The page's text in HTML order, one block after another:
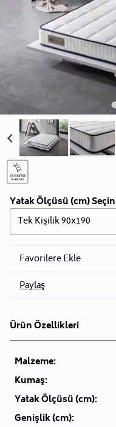
Yatak Ölçüsü (cm)
Tek Kişilik 90x190
Favorilere Ekle
Paylaş
Ürün Özellikleri
Malzeme:
Kumaş:
Yatak Ölçüsü (cm):
Genişlik (cm):